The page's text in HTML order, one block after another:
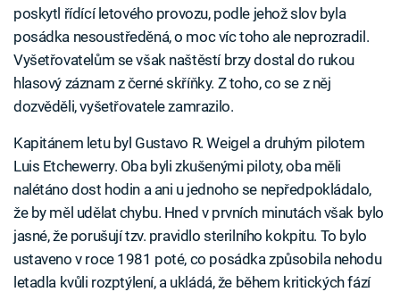
poskytl řídící letového provozu, podle jehož slov byla
posádka nesoustředěná, o moc víc toho ale neprozradil.
Vyšetřovatelům se však naštěstí brzy dostal do rukou
hlasový záznam z černé skříňky. Z toho, co se z něj
dozvěděli, vyšetřovatele zamrazilo.
Kapitánem letu byl Gustavo R. Weigel a druhým pilotem
Luis Etchewerry. Oba byli zkušenými piloty, oba měli
nalétáno dost hodin a ani u jednoho se nepředpokládalo,
že by měl udělat chybu. Hned v prvních minutách však bylo
jasné, že porušují tzv. pravidlo sterilního kokpitu. To bylo
ustaveno v roce 1981 poté, co posádka způsobila nehodu
letadla kvůli rozptýlení, a ukládá, že během kritických fází